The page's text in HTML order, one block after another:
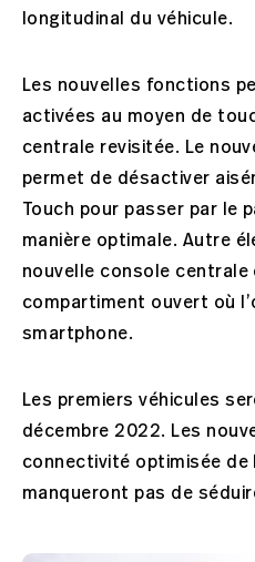
longitudinal du véhicule.
Les nouvelles fonctions
activées au moyen de
centrale revisitée. Le
permet de désactiver
Touch pour passer par le
manière optimale. Autre
nouvelle console centrale
compartiment ouvert où
smartphone.
Les premiers véhicules
décembre 2022. Les
connectivité optimisée de
manqueront pas de